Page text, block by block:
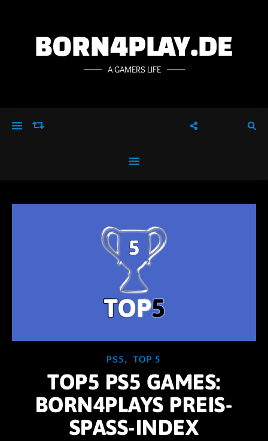
BORN4PLAY.DE
A GAMERS LIFE
PS5,TOP 5
TOP5 PS5 GAMES:
BORN4PLAYS PREIS-
SPASS-INDEX